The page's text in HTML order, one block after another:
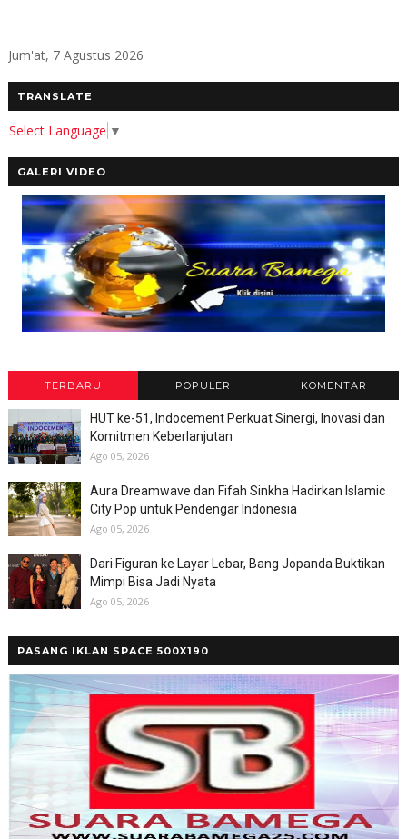
Jum'at, 7 Agustus 2026
TRANSLATE
Select Language ▼
GALERI VIDEO
TERBARU POPULER KOMENTAR
HUT ke-51, Indocement Perkuat Sinergi, Inovasi dan
Komitmen Keberlanjutan
Ago 05, 2026
Aura Dreamwave dan Fifah Sinkha Hadirkan Islamic
City Pop untuk Pendengar Indonesia
Ago 05, 2026
Dari Figuran ke Layar Lebar, Bang Jopanda Buktikan
Mimpi Bisa Jadi Nyata
Ago 05, 2026
PASANG IKLAN SPACE 500X190